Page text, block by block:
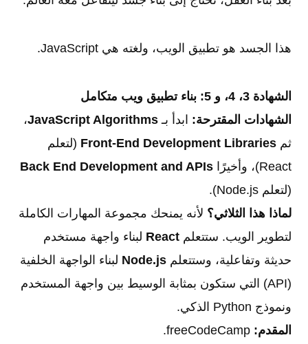
هذا الجسد هو تطبيق الويب، ولغته هي JavaScript.
الشهادة 3، 4، و 5: بناء تطبيق ويب متكامل
الشهادات المقترحة: ابدأ بـ JavaScript Algorithms،
ثم Front-End Development Libraries (لتعلم
React)، وأخيرًا
Back End Development and APIs
(لتعلم Node.js).
لماذا هذا الثلاثي؟ لأنه يمنحك مجموعة المهارات الكاملة
لتطوير الويب. ستتعلم React لبناء واجهة مستخدم
حديثة وتفاعلية، وستتعلم Node.js لبناء الواجهة الخلفية
(API) التي ستكون بمثابة الوسيط بين واجهة المستخدم
ونموذج Python الذكي.
المقدم: